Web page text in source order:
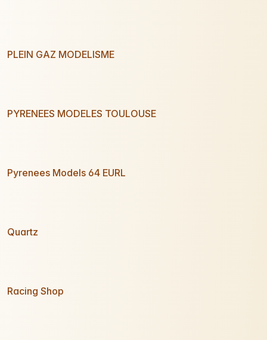
PLEIN GAZ MODELISME
PYRENEES MODELES TOULOUSE
Pyrenees Models 64 EURL
Quartz
Racing Shop